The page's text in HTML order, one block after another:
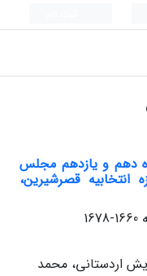
دهم و یازدهم مجلس
انتخابیه قصرشیرین،
1660-1678
اردستانی، محمد